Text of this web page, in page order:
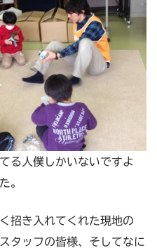
る人僕しかいないですよ
。
招き入れてくれた現地の
タッフの皆様、そしてなに